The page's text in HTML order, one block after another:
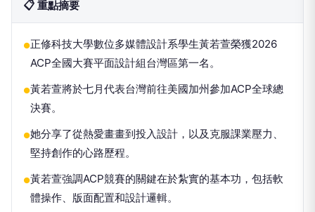
📋 重點摘要
●正修科技大學數位多媒體設計系學生黃若萱榮獲2026
ACP全國大賽平面設計組台灣區第一名。
●黃若萱將於七月代表台灣前往美國加州參加ACP全球總
決賽。
●她分享了從熱愛畫畫到投入設計，以及克服課業壓力、
堅持創作的心路歷程。
●黃若萱強調ACP競賽的關鍵在於紮實的基本功，包括軟
體操作、版面配置和設計邏輯。